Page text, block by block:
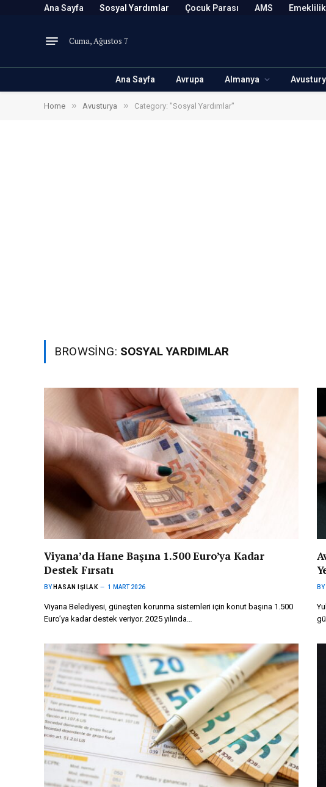
Ana Sayfa Sosyal Yardımlar Çocuk Parası AMS Emeklilik
Cuma, Ağustos 7
Ana Sayfa Avrupa Almanya
Home » Avusturya » Category: "Sosyal Yardımlar"
BROWSING: SOSYAL YARDIMLAR
Viyana’da Hane Başına 1.500 Euro’ya Kadar
Destek Fırsatı
BY HASAN IŞILAK 1 MART 2026
Viyana Belediyesi, güneşten korunma sistemleri için konut başına 1.500
Euro’ya kadar destek veriyor. 2025 yılında…
BY